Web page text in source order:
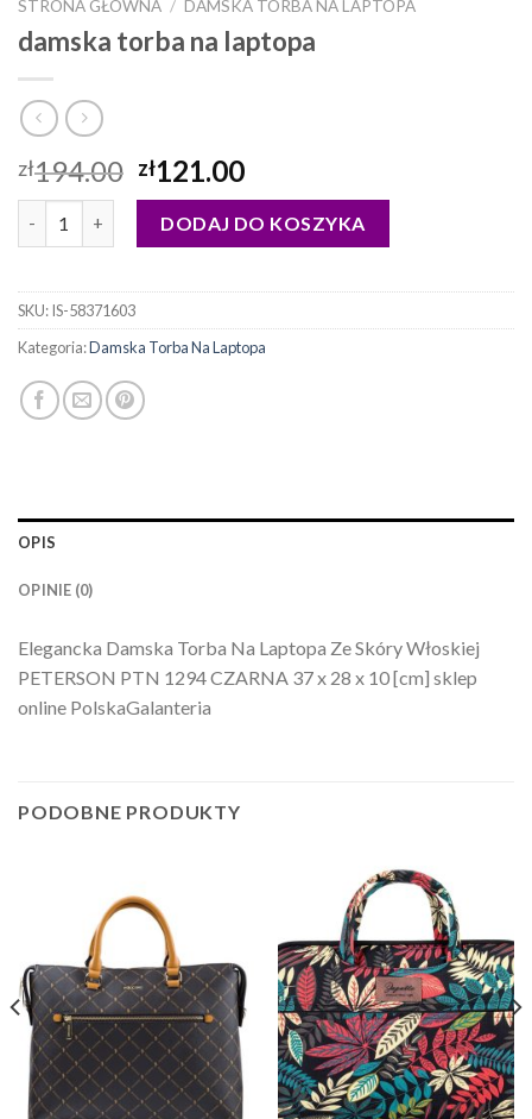
STRONA GŁÓWNA / DAMSKA TORBA NA LAPTOPA
damska torba na laptopa
zł194.00 zł121.00
DODAJ DO KOSZYKA
SKU:IS-58371603
Kategoria:Damska Torba Na Laptopa
OPIS
OPINIE (0)
Elegancka Damska Torba Na Laptopa Ze Skóry Włoskiej
PETERSON PTN 1294 CZARNA 37 x 28 x 10 [cm] sklep
online PolskaGalanteria
PODOBNE PRODUKTY